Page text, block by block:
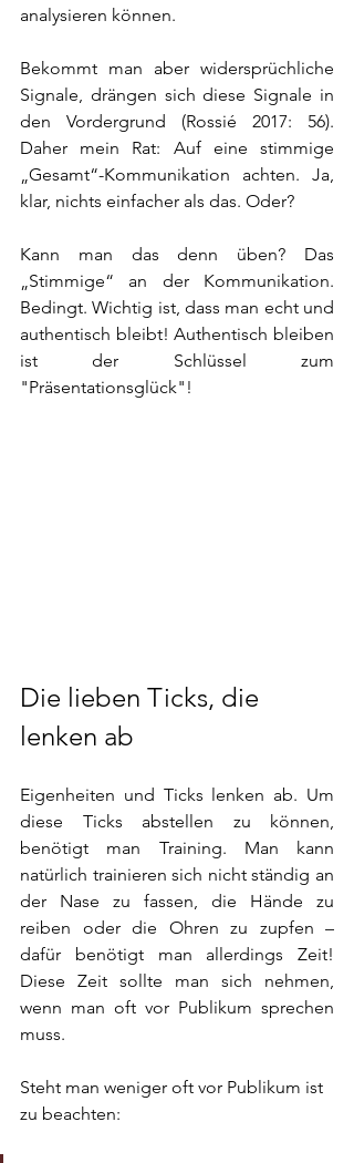
analysieren können.
Bekommt man aber widersprüchliche
Signale, drängen sich diese Signale in
den Vordergrund (Rossié 2017: 56).
Daher mein Rat: Auf eine stimmige
„Gesamt“-Kommunikation achten. Ja,
klar, nichts einfacher als das. Oder?
Kann man das denn üben? Das
„Stimmige“ an der Kommunikation.
Bedingt. Wichtig ist, dass man echt und
authentisch bleibt! Authentisch bleiben
ist der Schlüssel zum
"Präsentationsglück"!
Die lieben Ticks, die
lenken ab
Eigenheiten und Ticks lenken ab. Um
diese Ticks abstellen zu können,
benötigt man Training. Man kann
natürlich trainieren sich nicht ständig an
der Nase zu fassen, die Hände zu
reiben oder die Ohren zu zupfen –
dafür benötigt man allerdings Zeit!
Diese Zeit sollte man sich nehmen,
wenn man oft vor Publikum sprechen
muss.
Steht man weniger oft vor Publikum ist
zu beachten: